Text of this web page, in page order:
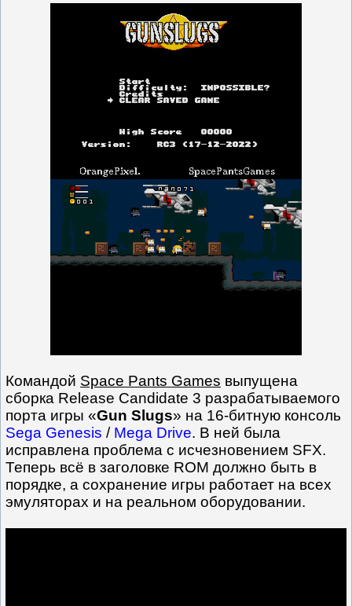
Командой Space Pants Games выпущена
сборка Release Candidate 3 разрабатываемого
порта игры «Gun Slugs» на 16-битную консоль
Sega Genesis / Mega Drive. В ней была
исправлена проблема с исчезновением SFX.
Теперь всё в заголовке ROM должно быть в
порядке, а сохранение игры работает на всех
эмуляторах и на реальном оборудовании.